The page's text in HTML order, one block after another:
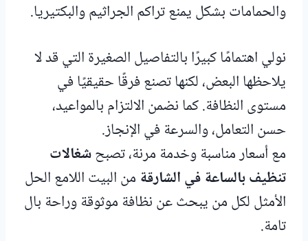
والحمامات بشكل يمنع تراكم الجراثيم والبكتيريا.
نولي اهتمامًا كبيرًا بالتفاصيل الصغيرة التي قد لا
يلاحظها البعض، لكنها تصنع فرقًا حقيقيًا في
مستوى النظافة. كما نضمن الالتزام بالمواعيد،
حسن التعامل، والسرعة في الإنجاز.
مع أسعار مناسبة وخدمة مرنة، تصبحشغالات
تنظيف بالساعة في الشارقة من البيت اللامع الحل
الأمثل لكل من يبحث عن نظافة موثوقة وراحة بال
تامة.